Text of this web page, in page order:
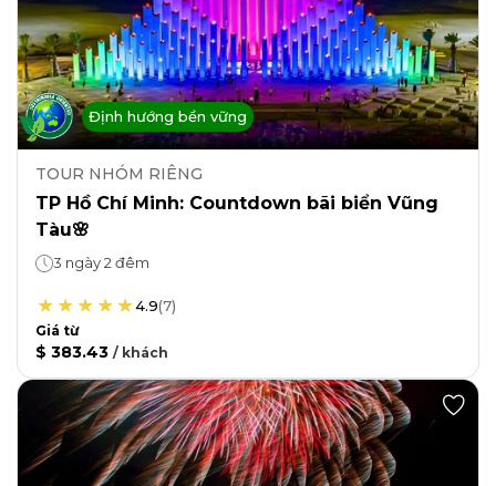
Định hướng bền vững
TOUR NHÓM RIÊNG
TP Hồ Chí Minh: Countdown bãi biển Vũng
Tàu🌸
3 ngày 2 đêm
4.9(7)
Giá từ
$ 383.43 / khách